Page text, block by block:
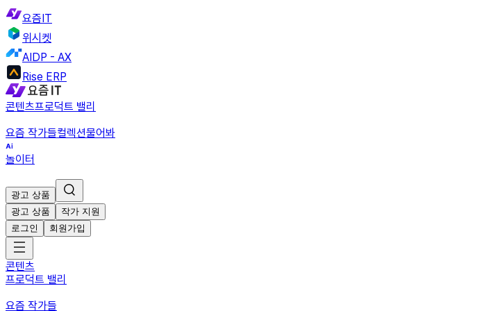
요즘IT
위시켓
AIDP - AX
Rise ERP
콘텐츠프로덕트 밸리
요즘 작가들컬렉션물어봐
놀이터
광고 상품
광고 상품
작가 지원
로그인
회원가입
콘텐츠
프로덕트 밸리
요즘 작가들